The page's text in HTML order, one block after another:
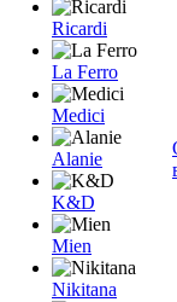
Ricardi
La Ferro
Medici
Alanie
K&D
Mien
Nikitana